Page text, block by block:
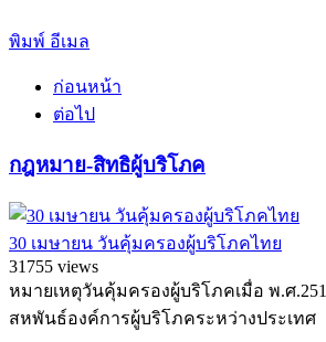
พิมพ์ อีเมล
ก่อนหน้า
ต่อไป
กฎหมาย-สิทธิผู้บริโภค
30 เมษายน วันคุ้มครองผู้บริโภคไทย
31755 views
หมายเหตุวันคุ้มครองผู้บริโภคเมื่อ พ.ศ
สหพันธ์องค์การผู้บริโภคระหว่างประเทศ